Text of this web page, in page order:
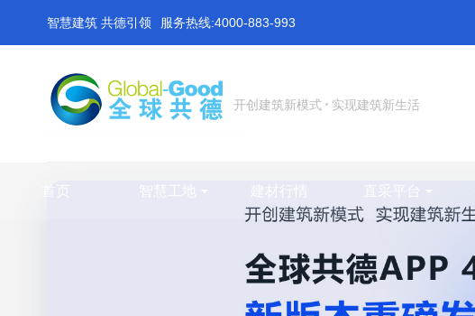
智慧建筑 共德引领 服务热线:4000-883-993
开创建筑新模式 实现建筑新生活
首页 智慧工地 建材行情 直采平台